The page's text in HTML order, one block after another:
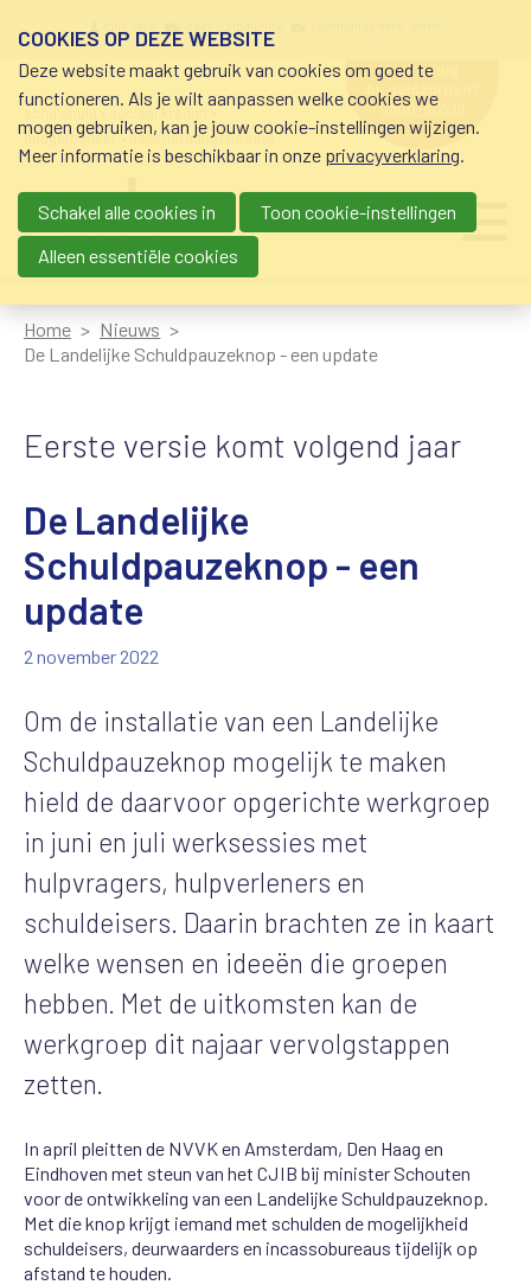
schuldhulp • sociaal krediet •
budgetbeheer • beschermingsbewind
hulp nodig
bij geldzorgen?
0800-8115.nl
Main navigation
Home
Nieuws
De Landelijke Schuldpauzeknop - een update
Eerste versie komt volgend jaar
De Landelijke
Schuldpauzeknop - een
update
2 november 2022
Om de installatie van een Landelijke
Schuldpauzeknop mogelijk te maken
hield de daarvoor opgerichte werkgroep
in juni en juli werksessies met
hulpvragers, hulpverleners en
schuldeisers. Daarin brachten ze in kaart
welke wensen en ideeën die groepen
hebben. Met de uitkomsten kan de
werkgroep dit najaar vervolgstappen
zetten.
In april pleitten de NVVK en Amsterdam, Den Haag en
Eindhoven met steun van het CJIB bij minister Schouten
voor de ontwikkeling van een Landelijke Schuldpauzeknop.
Met die knop krijgt iemand met schulden de mogelijkheid
schuldeisers, deurwaarders en incassobureaus tijdelijk op
afstand te houden.
COOKIES OP DEZE WEBSITE
Deze website maakt gebruik van cookies om goed te
functioneren. Als je wilt aanpassen welke cookies we
mogen gebruiken, kan je jouw cookie-instellingen wijzigen.
Meer informatie is beschikbaar in onze privacyverklaring.
Schakel alle cookies in
Toon cookie-instellingen
Alleen essentiële cookies